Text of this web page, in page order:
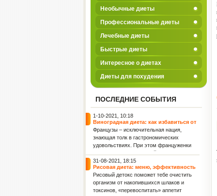
Необычные диеты
Профессиональные диеты
Лечебные диеты
Быстрые диеты
Интересное о диетах
Диеты для похудения
ПОСЛЕДНИЕ СОБЫТИЯ
1-10-2021, 10:18
Виноградная диета: как избавиться от
2 кг лишнего веса всего за 4 дня
Французы – исключительная нация,
знающая толк в гастрономических
удовольствиях. При этом француженки
считаются самыми стройными
женщинами в мире. Поэтому не
удивляет, что именно во Франции
придумали диету для похудения,
включающую такое изысканное и
весьма калорийное лакомство, как
31-08-2021, 18:15
Рисовая диета: меню, эффективность
и польза для женского здоровья
Рисовый детокс поможет тебе очистить
организм от накопившихся шлаков и
токсинов, «перевоспитать» аппетит